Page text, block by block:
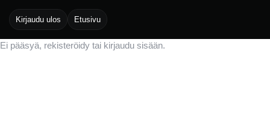
Kirjaudu ulos Etusivu
Ei pääsyä, rekisteröidy tai kirjaudu sisään.